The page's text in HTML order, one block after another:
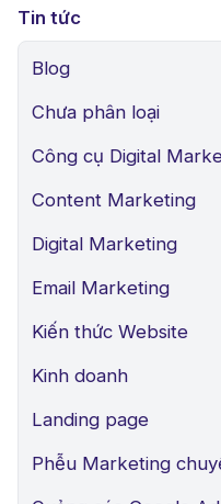
Tin tức
Blog
Chưa phân loại
Công cụ Digital
Content Marketing
Digital Marketing
Email Marketing
Kiến thức Website
Kinh doanh
Landing page
Phễu Marketing